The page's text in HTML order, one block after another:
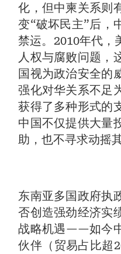
化，但中柬关系则
变“破坏民主”后，
禁运。2010年代，
人权与腐败问题，
国视为政治安全的
强化对华关系不足
获得了多种形式的
中国不仅提供大量
助，也不寻求动摇
东南亚多国政府执
否创造强劲经济实
战略机遇——如今
伙伴（贸易占比超